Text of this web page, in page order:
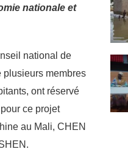
nationale et
national de
plusieurs membres
ont réservé
ce projet
au Mali, CHEN